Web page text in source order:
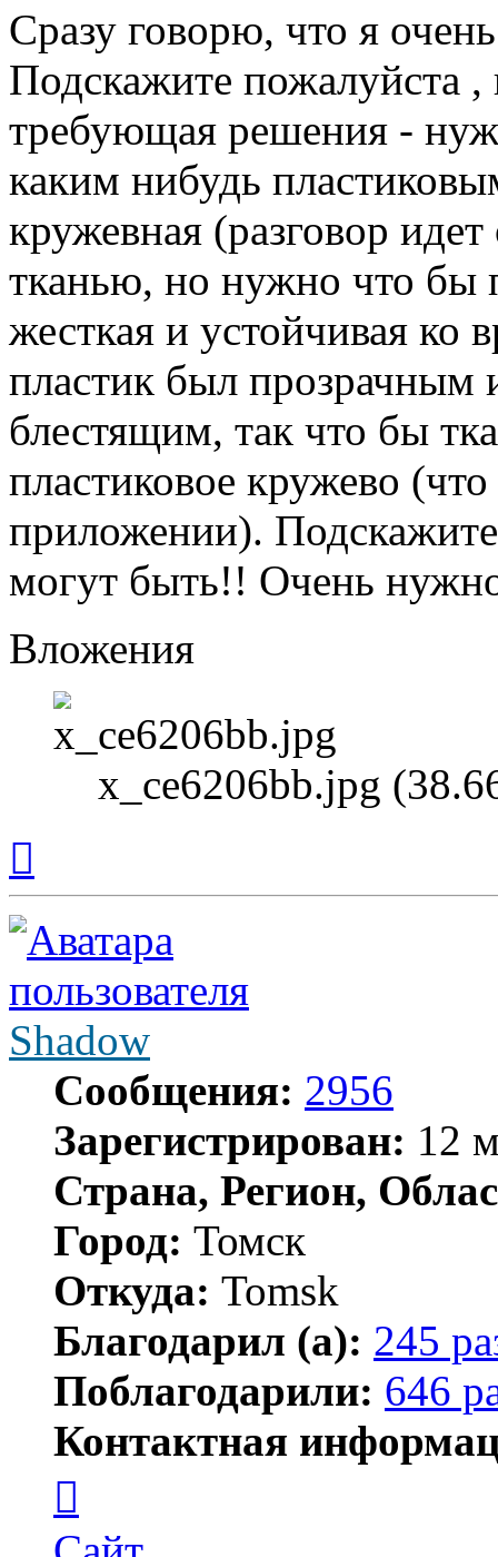
Сразу говорю, что я
Подскажите пожалуйста ,
требующая решения -
каким нибудь
кружевная (разговор
тканью, но нужно что бы
жесткая и устойчивая ко
пластик был прозрачным
блестящим, так что бы
пластиковое кружево
приложении). Подскажите
могут быть!! Очень
Вложения
x_ce6206bb.jpg
началу
Shadow
Сообщения: 2956
Зарегистрирован: 12
Страна, Регион,
Город: Томск
Откуда: Tomsk
Благодарил (а): 245
Поблагодарили: 646
Контактная
пользователя
Shadow